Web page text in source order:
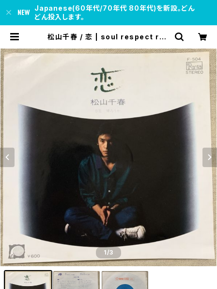
Japanese(60年代/70年代 80年代)を新設。どん
どん投入します。
松山千春 / 恋 | soul respect rec
1/3